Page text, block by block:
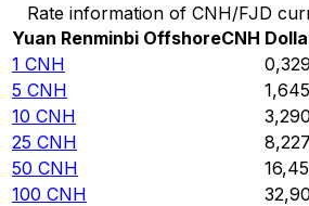
Rate information of CNH/FJD
Yuan Renminbi OffshoreCNH
1 CNH
5 CNH
10 CNH
25 CNH
50 CNH
100 CNH